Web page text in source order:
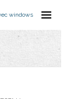
windows